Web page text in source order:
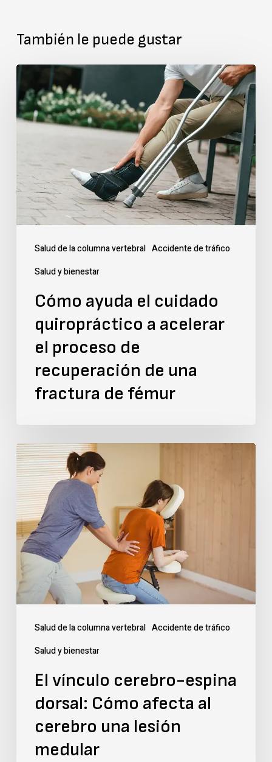
También le puede gustar
Salud de la columna vertebral Accidente de tráfico
Salud y bienestar
Cómo
ayuda
el
a
acelerar
recuperación
fractura
fémur
Cómo ayuda el cuidado
quiropráctico a acelerar
el proceso de
recuperación de una
fractura de fémur
Salud de la columna vertebral Accidente de tráfico
Salud y bienestar
El
vínculo
cerebro-
espina
dorsal:
Cómo
afecta
al
medular
El vínculo cerebro-espina
dorsal: Cómo afecta al
cerebro una lesión
medular